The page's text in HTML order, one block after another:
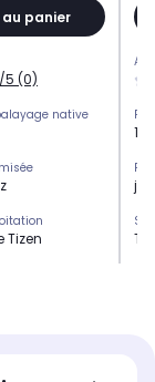
panier
5 (0)
native
Tizen